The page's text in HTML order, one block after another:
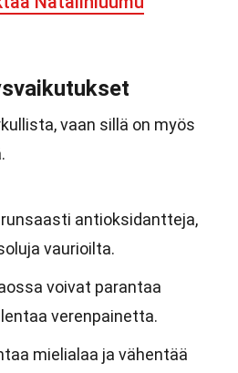
vaan sillä on myös
antioksidantteja,
vaurioilta.
voivat parantaa
verenpainetta.
mielialaa ja vähentää